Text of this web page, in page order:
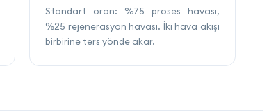
Standart oran: %75 proses havası,
%25 rejenerasyon havası. İki hava akışı
birbirine ters yönde akar.